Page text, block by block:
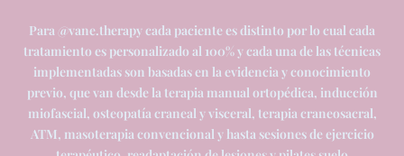
Para @vane.therapy cada paciente es distinto por lo cual cada
tratamiento es personalizado al 100% y cada una de las técnicas
implementadas son basadas en la evidencia y conocimiento
previo, que van desde la terapia manual ortopédica, inducción
miofascial, osteopatía craneal y visceral, terapia craneosacral,
ATM, masoterapia convencional y hasta sesiones de ejercicio